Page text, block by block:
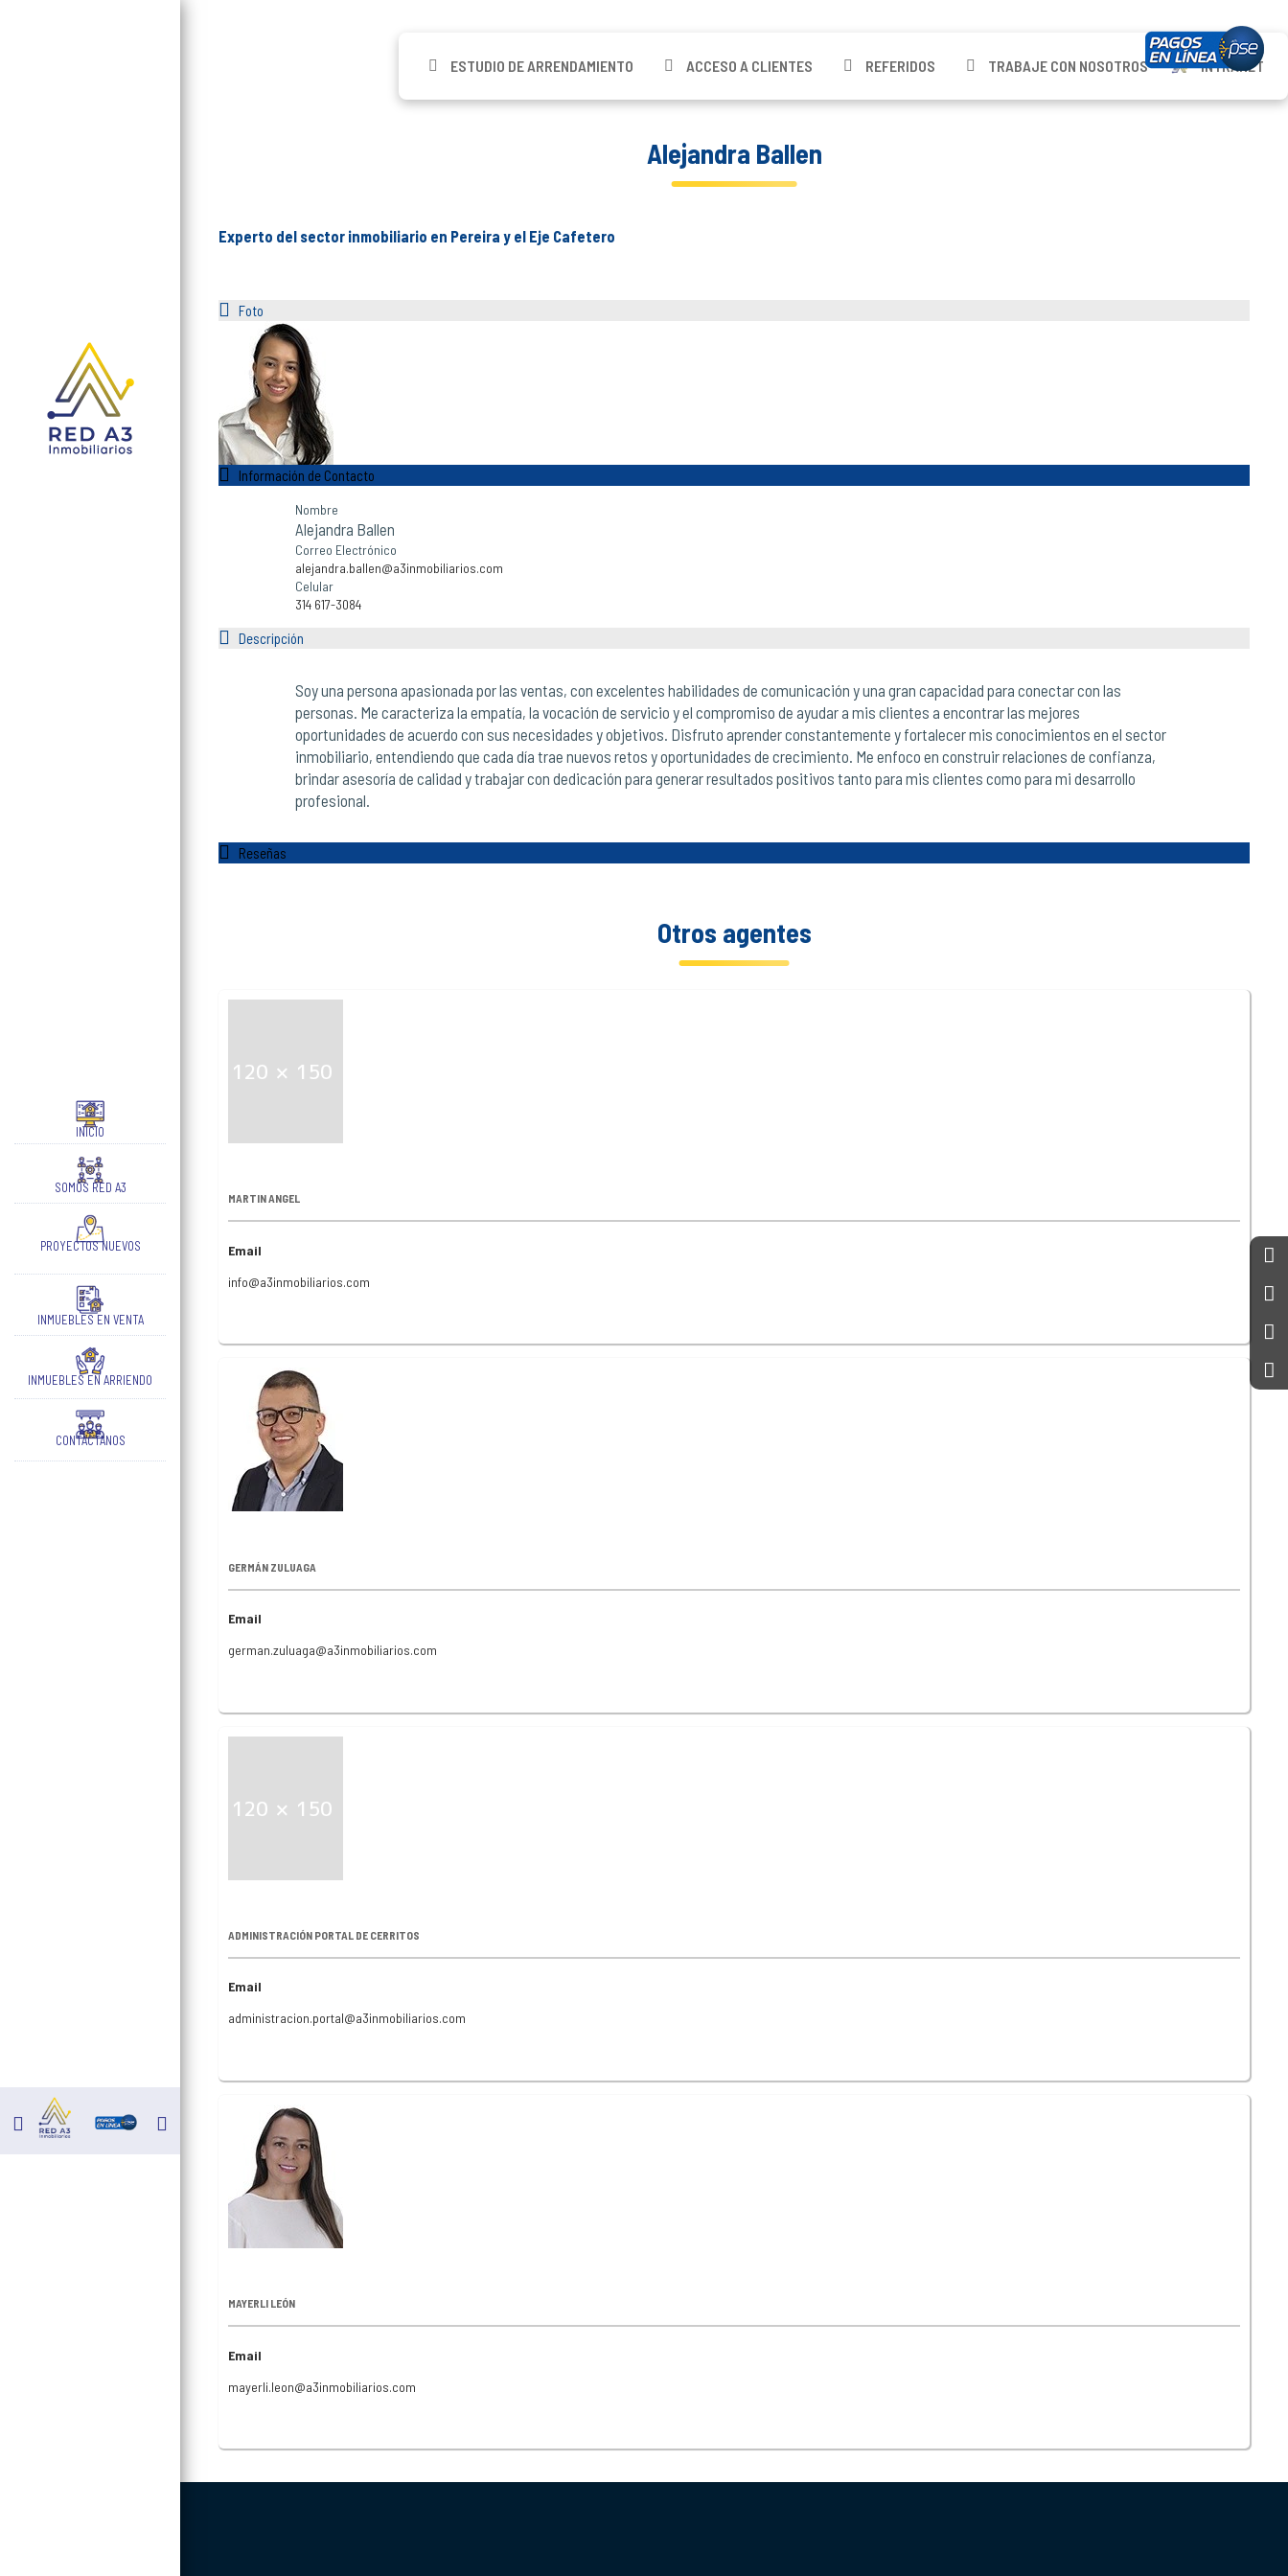
INICIO
SOMOS RED A3
PROYECTOS NUEVOS
INMUEBLES EN VENTA
INMUEBLES EN ARRIENDO
CONTÁCTANOS
ESTUDIO DE ARRENDAMIENTO ACCESO A CLIENTES REFERIDOS TRABAJE CON NOSOTROS INTRANET
Alejandra Ballen
Experto del sector inmobiliario en Pereira y el Eje Cafetero
Foto
Información de Contacto
Nombre
Alejandra Ballen
Correo Electrónico
alejandra.ballen@a3inmobiliarios.com
Celular
314 617-3084
Descripción
Soy una persona apasionada por las ventas, con excelentes habilidades de comunicación y una gran capacidad para conectar con las
personas. Me caracteriza la empatía, la vocación de servicio y el compromiso de ayudar a mis clientes a encontrar las mejores
oportunidades de acuerdo con sus necesidades y objetivos. Disfruto aprender constantemente y fortalecer mis conocimientos en el sector
inmobiliario, entendiendo que cada día trae nuevos retos y oportunidades de crecimiento. Me enfoco en construir relaciones de confianza,
brindar asesoría de calidad y trabajar con dedicación para generar resultados positivos tanto para mis clientes como para mi desarrollo
profesional.
Reseñas
Otros agentes
MARTIN ANGEL
Email
info@a3inmobiliarios.com
GERMÁN ZULUAGA
Email
german.zuluaga@a3inmobiliarios.com
ADMINISTRACIÓN PORTAL DE CERRITOS
Email
administracion.portal@a3inmobiliarios.com
MAYERLI LEÓN
Email
mayerli.leon@a3inmobiliarios.com